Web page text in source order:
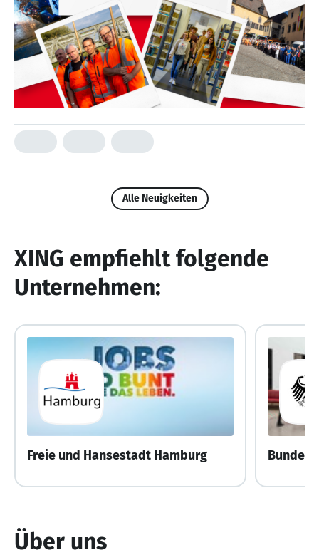
Alle Neuigkeiten
XING empfiehlt folgende
Unternehmen:
Freie und Hansestadt Hamburg
Über uns